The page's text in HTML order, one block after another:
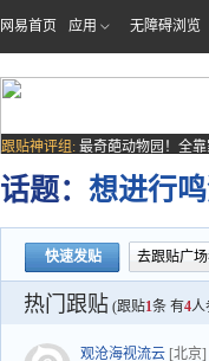
网易首页 应用 无障碍浏览
跟贴神评组: 最奇葩动物园！全
场子
话题： 想进行
快速发贴 去跟贴广
热门跟贴 (跟贴1条 有4人
观沧海视流云 [北京]